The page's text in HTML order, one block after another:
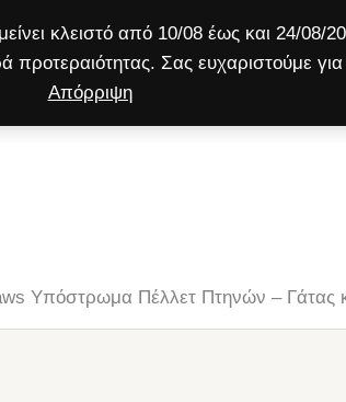
κλειστό από 10/08 έως και 24/08/
Σας ευχαριστούμε
Απόρριψη
Μικρό ζώο
Υπόστρωμα Πέλλετ Πτηνών –